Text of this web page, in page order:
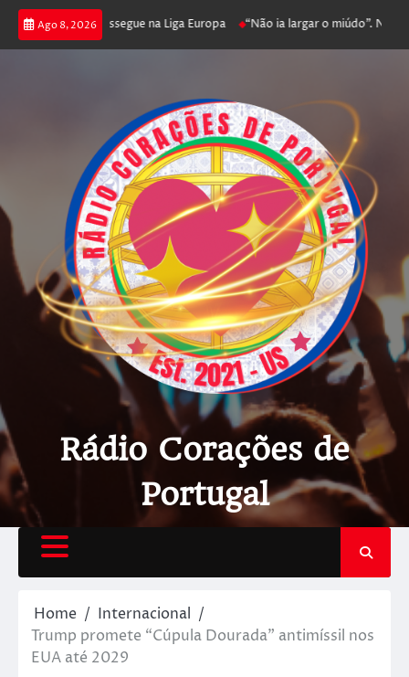
Ago 8, 2026
poker e prossegue na Liga Europa “Não ia largar o miúdo”.
Rádio Corações de
Portugal
Home
Internacional
Trump promete “Cúpula Dourada” antimíssil nos
EUA até 2029